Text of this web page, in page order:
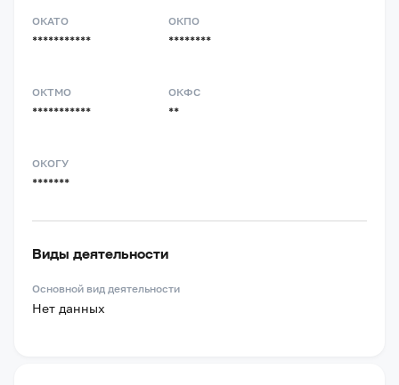
ОКАТО
***********
ОКПО
********
ОКТМО
***********
ОКФС
**
ОКОГУ
*******
Виды деятельности
Основной вид деятельности
Нет данных